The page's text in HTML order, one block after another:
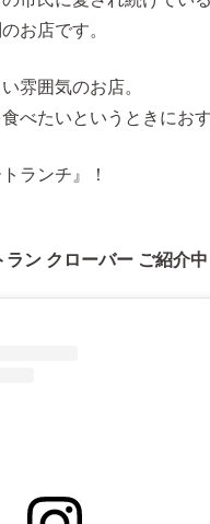
お店です。
雰囲気のお店。
べたいというときにお
ランチ』！
ン クローバー ご紹介中